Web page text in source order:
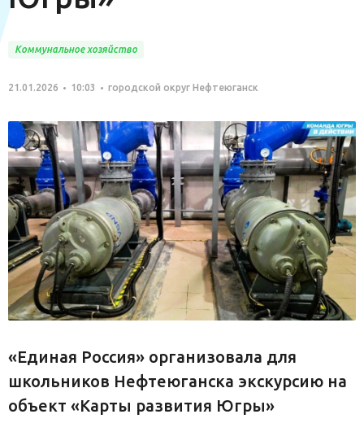
Коммунальное хозяйство
21.01.2026 10:03 городской округ Нефтеюганск
«Единая Россия» организовала для
школьников Нефтеюганска экскурсию на
объект «Карты развития Югры»